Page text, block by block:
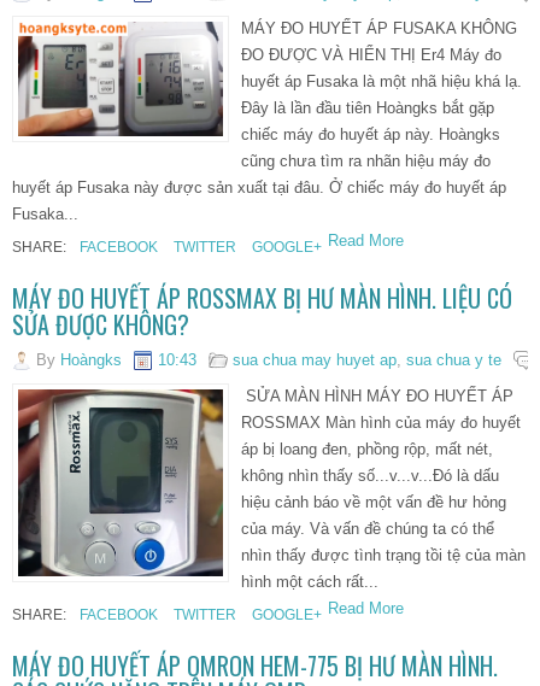
MÁY ĐO HUYẾT ÁP FUSAKA KHÔNG
ĐO ĐƯỢC VÀ HIỂN THỊ Er4 Máy đo
huyết áp Fusaka là một nhã hiệu khá lạ.
Đây là lần đầu tiên Hoàngks bắt gặp
chiếc máy đo huyết áp này. Hoàngks
cũng chưa tìm ra nhãn hiệu máy đo
huyết áp Fusaka này được sản xuất tại đâu. Ở chiếc máy đo huyết áp
Fusaka...
SHARE: FACEBOOK TWITTER GOOGLE+ Read More
MÁY ĐO HUYẾT ÁP ROSSMAX BỊ HƯ MÀN HÌNH. LIỆU CÓ
SỬA ĐƯỢC KHÔNG?
By Hoàngks 10:43 sua chua may huyet ap, sua chua y te
SỬA MÀN HÌNH MÁY ĐO HUYẾT ÁP
ROSSMAX Màn hình của máy đo huyết
áp bị loang đen, phồng rộp, mất nét,
không nhìn thấy số...v...v...Đó là dấu
hiệu cảnh báo về một vấn đề hư hỏng
của máy. Và vấn đề chúng ta có thể
nhìn thấy được tình trạng tồi tệ của màn
hình một cách rất...
SHARE: FACEBOOK TWITTER GOOGLE+ Read More
MÁY ĐO HUYẾT ÁP OMRON HEM-775 BỊ HƯ MÀN HÌNH.